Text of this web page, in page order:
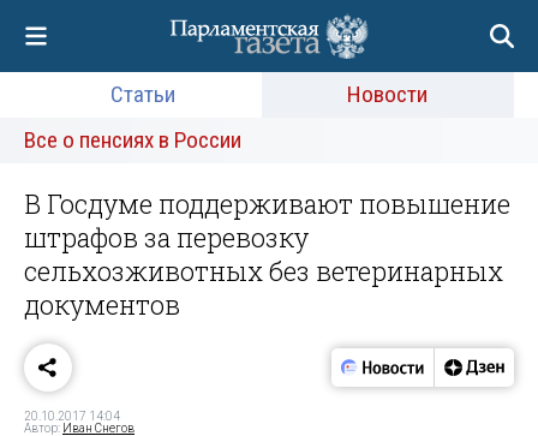
Статьи
Новости
Все о пенсиях в России
В Госдуме поддерживают повышение
штрафов за перевозку
сельхозживотных без ветеринарных
документов
20.10.2017 14:04
Автор: Иван Снегов